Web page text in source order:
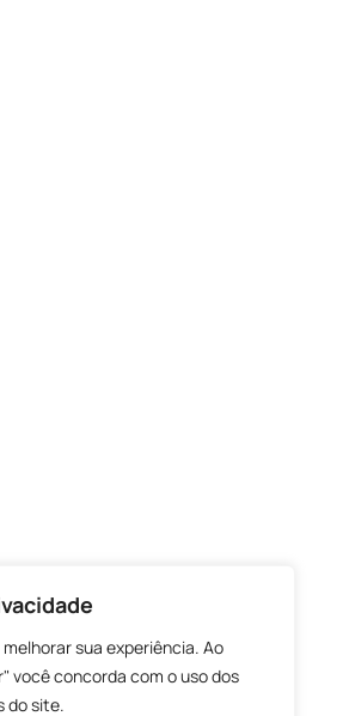
sua experiência. Ao
você concorda com o uso dos
do site.